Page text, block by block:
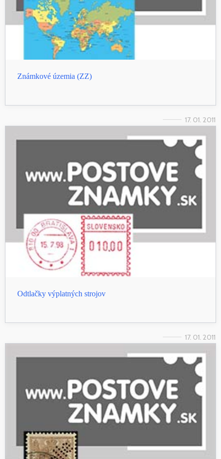
Známkové územia (ZZ)
17. 01. 2011
Odtlačky výplatných strojov
17. 01. 2011